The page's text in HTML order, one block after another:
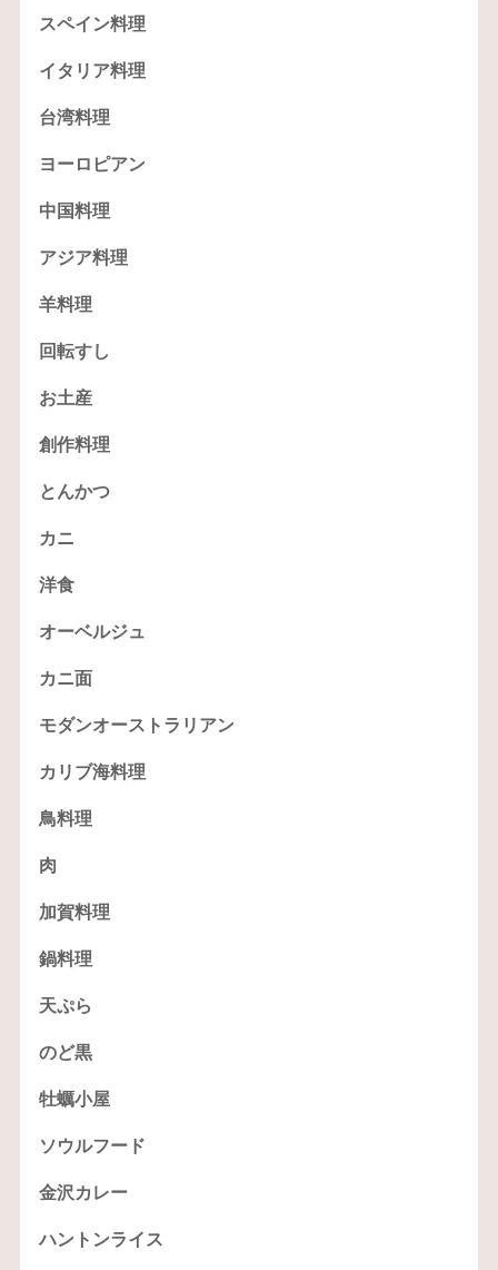
スペイン料理
イタリア料理
台湾料理
ヨーロピアン
中国料理
アジア料理
羊料理
回転すし
お土産
創作料理
とんかつ
カニ
洋食
オーベルジュ
カニ面
モダンオーストラリアン
カリブ海料理
鳥料理
肉
加賀料理
鍋料理
天ぷら
のど黒
牡蠣小屋
ソウルフード
金沢カレー
ハントンライス